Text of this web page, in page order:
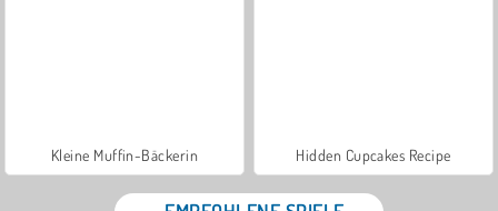
Kleine Muffin-Bäckerin Hidden Cupcakes Recipe